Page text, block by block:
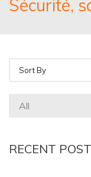
Sécurité,
Sort By
RECENT